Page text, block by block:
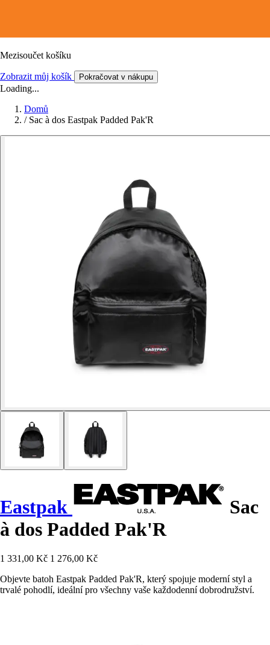
Mezisoučet košíku
Zobrazit můj košík Pokračovat v nákupu
Loading...
Domů
/ Sac à dos Eastpak Padded Pak'R
Eastpak
Sac
à dos Padded Pak'R
1 331,00 Kč 1 276,00 Kč
Objevte batoh Eastpak Padded Pak'R, který spojuje moderní styl a
trvalé pohodlí, ideální pro všechny vaše každodenní dobrodružství.